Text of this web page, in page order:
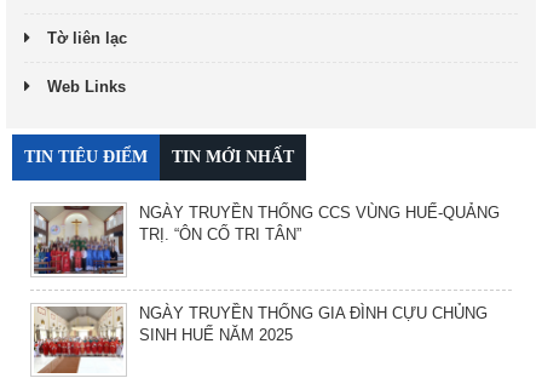
Tờ liên lạc
Web Links
TIN TIÊU ĐIỂM TIN MỚI NHẤT
NGÀY TRUYỀN THỐNG CCS VÙNG HUẾ-QUẢNG
TRỊ. “ÔN CỐ TRI TÂN”
NGÀY TRUYỀN THỐNG GIA ĐÌNH CỰU CHỦNG
SINH HUẾ NĂM 2025